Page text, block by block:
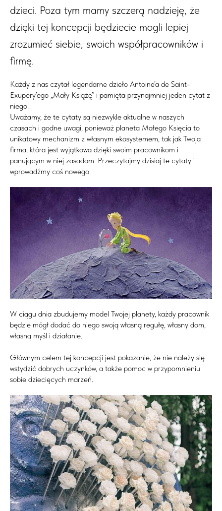
dzieci. Poza tym mamy szczerą nadzieję, że
dzięki tej koncepcji będziecie mogli lepiej
zrozumieć siebie, swoich współpracowników i
firmę.
Każdy z nas czytał legendarne dzieło Antoine’a de Saint-
Exupery’ego „Mały Książę” i pamięta przynajmniej jeden cytat z
niego.
Uważamy, że te cytaty są niezwykle aktualne w naszych
czasach i godne uwagi, ponieważ planeta Małego Księcia to
unikatowy mechanizm z własnym ekosystemem, tak jak Twoja
firma, która jest wyjątkowa dzięki swoim pracownikom i
panującym w niej zasadom. Przeczytajmy dzisiaj te cytaty i
wprowadźmy coś nowego.
W ciągu dnia zbudujemy model Twojej planety, każdy pracownik
będzie mógł dodać do niego swoją własną regułę, własny dom,
własną myśl i działanie.
Głównym celem tej koncepcji jest pokazanie, że nie należy się
wstydzić dobrych uczynków, a także pomoc w przypomnieniu
sobie dziecięcych marzeń.